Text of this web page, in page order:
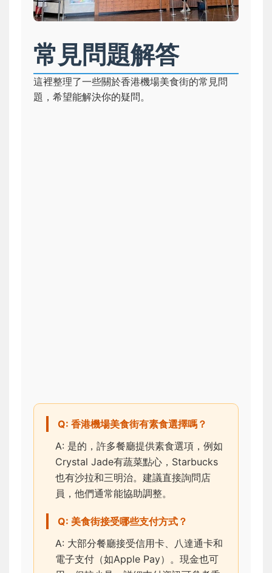
常見問題解答
這裡整理了一些關於香港機場美食街的常見問
題，希望能解決你的疑問。
Q: 香港機場美食街有素食選擇嗎？
A: 是的，許多餐廳提供素食選項，例如
Crystal Jade有蔬菜點心，Starbucks
也有沙拉和三明治。建議直接詢問店
員，他們通常能協助調整。
Q: 美食街接受哪些支付方式？
A: 大部分餐廳接受信用卡、八達通卡和
電子支付（如Apple Pay）。現金也可